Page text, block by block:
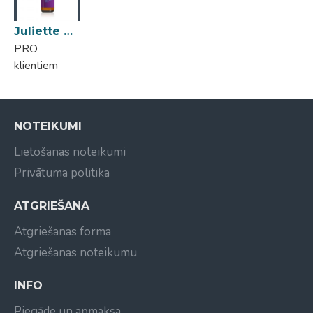
Juliette Armand Elements Ag 310 Lifting Fort Serum 55ml
PRO
klientiem
NOTEIKUMI
Lietošanas noteikumi
Privātuma politika
ATGRIEŠANA
Atgriešanas forma
Atgriešanas noteikumu
INFO